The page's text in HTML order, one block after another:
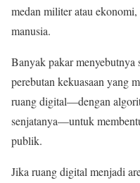
medan militer atau
manusia.
Banyak pakar
perebutan kekuasaan yang
ruang digital—dengan
senjatanya—untuk
publik.
Jika ruang digital menjadi